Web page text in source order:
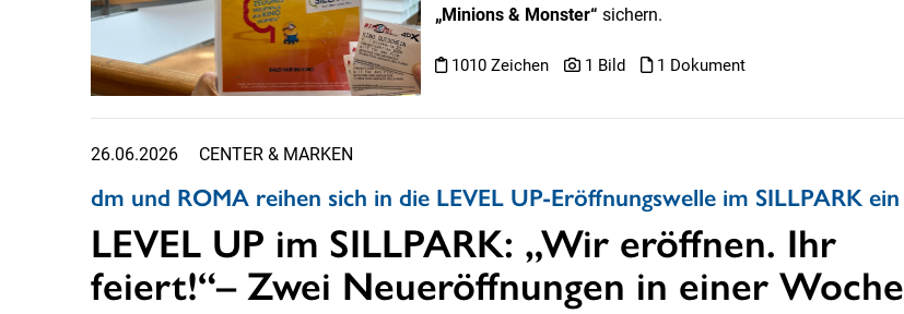
„Minions & Monster“ sichern.
1010 Zeichen 1 Bild 1 Dokument
26.06.2026 CENTER & MARKEN
dm und ROMA reihen sich in die LEVEL UP-Eröffnungswelle im SILLPARK ein
LEVEL UP im SILLPARK: „Wir eröffnen. Ihr
feiert!“– Zwei Neueröffnungen in einer Woche